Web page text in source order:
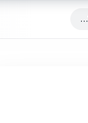
נהג שלחובתו רשומות 36 נקודות תקפות או יותר, ייפסל מלהחזיק ברישיון נהיגה למשך 3 חודשים